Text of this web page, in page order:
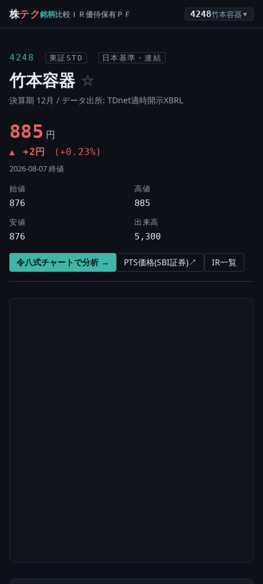
株テク銘柄比較 ＩＲ優待保有ＰＦ 4248竹本容器 ▼
4248 東証STD 日本基準・連結
竹本容器 ☆
決算期 12月 / データ出所: TDnet適時開示XBRL
885 円
▲ +2円 (+0.23%)
2026-08-07 終値
始値
876
高値
885
安値
876
出来高
5,300
令八式チャートで分析 → PTS価格(SBI証券)↗ IR一覧